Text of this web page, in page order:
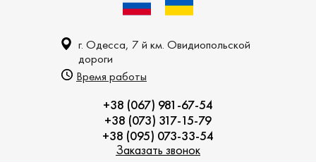
г. Одесса, 7 й км. Овидиопольской
дороги
Время работы
+38 (067) 981-67-54
+38 (073) 317-15-79
+38 (095) 073-33-54
Заказать звонок